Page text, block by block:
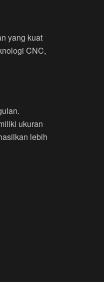
yang kuat
CNC,
ukuran
lebih